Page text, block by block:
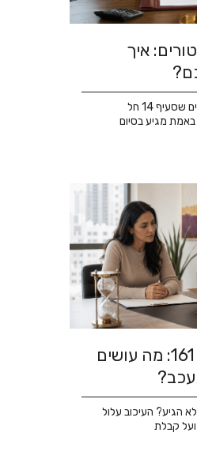
פיטורים: איך
רואים בתלוש הפרשה לפיצויים וחושבים שסעיף 14 חל
מגיע בסיום
המעסיק לא נותן טופס 161: מה עושים
אבל טופס 161 עדיין לא הגיע? העיכוב עלול
ועל קבלת